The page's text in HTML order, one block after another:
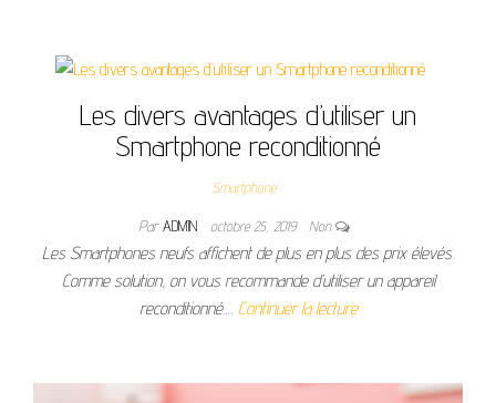
Les divers avantages d’utiliser un
Smartphone reconditionné
Smartphone
ParADMIN octobre 25, 2019 Non
Les Smartphones neufs affichent de plus en plus des prix élevés.
Comme solution, on vous recommande d’utiliser un appareil
reconditionné.… Continuer la lecture